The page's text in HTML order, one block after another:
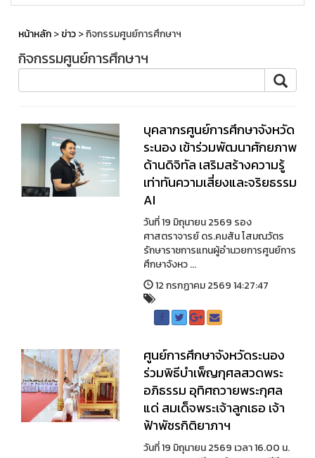
หน้าหลัก>ข่าว> กิจกรรมศูนย์การศึกษาฯ
กิจกรรมศูนย์การศึกษาฯ
บุคลากรศูนย์การศึกษาจังหวัด
ระนอง เข้าร่วมพัฒนาศักยภาพ
ด้านดิจิทัล เสริมสร้างความรู้
เท่าทันความเสี่ยงและจริยธรรม
AI
วันที่ 19 มิถุนายน 2569 รอง
ศาสตราจารย์ ดร.คมสัน โสมณวัตร
รักษาราชการแทนผู้อำนวยการศูนย์การ
ศึกษาจังหว ...
12 กรกฏาคม 2569 14:27:47
ศูนย์การศึกษาจังหวัดระนอง
ร่วมพิธีบำเพ็ญกุศลสวดพระ
อภิธรรม อุทิศถวายพระกุศล
แด่ สมเด็จพระเจ้าลูกเธอ เจ้า
ฟ้าพัชรกิติยาภาฯ
วันที่ 19 มิถุนายน 2569 เวลา 16.00 น.